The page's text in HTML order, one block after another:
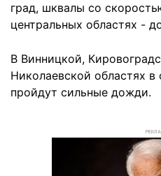
град, шквалы со
центральных областях -
В Винницкой,
Николаевской областях в
пройдут сильные дожди.